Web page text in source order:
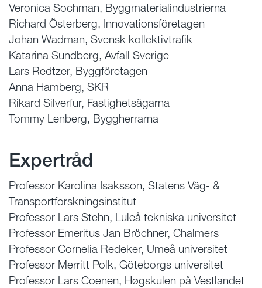
Veronica Sochman, Byggmaterialindustrierna
Richard Österberg, Innovationsföretagen
Johan Wadman, Svensk kollektivtrafik
Katarina Sundberg, Avfall Sverige
Lars Redtzer, Byggföretagen
Anna Hamberg, SKR
Rikard Silverfur, Fastighetsägarna
Tommy Lenberg, Byggherrarna
Expertråd
Professor Karolina Isaksson, Statens Väg- &
Transportforskningsinstitut
Professor Lars Stehn, Luleå tekniska universitet
Professor Emeritus Jan Bröchner, Chalmers
Professor Cornelia Redeker, Umeå universitet
Professor Merritt Polk, Göteborgs universitet
Professor Lars Coenen, Høgskulen på Vestlandet